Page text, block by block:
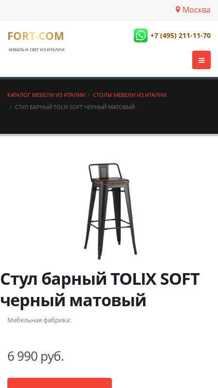
Москва
FORT-COM
МЕБЕЛЬ И СВЕТ ИЗ ИТАЛИИ
+7 (495) 211-11-70
КАТАЛОГ МЕБЕЛИ ИЗ ИТАЛИИ
СТОЛЫ МЕБЕЛИ ИЗ ИТАЛИИ
СТУЛ БАРНЫЙ TOLIX SOFT ЧЕРНЫЙ МАТОВЫЙ
Стул барный TOLIX SOFT
черный матовый
Мебельная фабрика:
6 990 руб.